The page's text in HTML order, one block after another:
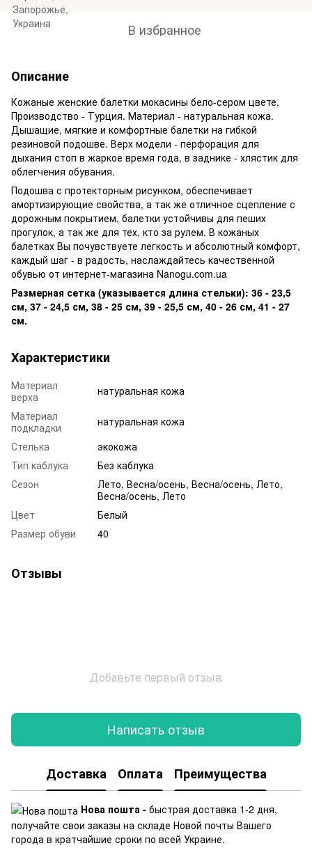
В избранное
Описание
Кожаные женские балетки мокасины бело-сером цвете.
Производство - Турция. Материал - натуральная кожа.
Дышащие, мягкие и комфортные балетки на гибкой
резиновой подошве. Верх модели - перфорация для
дыхания стоп в жаркое время года, в заднике - хлястик для
облегчения обувания.
Подошва с протекторным рисунком, обеспечивает
амортизирующие свойства, а так же отличное сцепление с
дорожным покрытием, балетки устойчивы для пеших
прогулок, а так же для тех, кто за рулем. В кожаных
балетках Вы почувствуете легкость и абсолютный комфорт,
каждый шаг - в радость, наслаждайтесь качественной
обувью от интернет-магазина Nanogu.com.ua
Размерная сетка (указывается длина стельки): 36 - 23,5
см, 37 - 24,5 см, 38 - 25 см, 39 - 25,5 см, 40 - 26 см, 41 - 27
см.
Характеристики
Материал
верха
натуральная кожа
Материал
подкладки
натуральная кожа
Стелька
экокожа
Тип каблука
Без каблука
Сезон
Лето, Весна/осень, Весна/осень, Лето,
Весна/осень, Лето
Цвет
Белый
Размер обуви
40
Отзывы
Добавьте первый отзыв
Написать отзыв
Доставка Оплата Преимущества
Нова пошта - быстрая доставка 1-2 дня,
получайте свои заказы на складе Новой почты Вашего
города в кратчайшие сроки по всей Украине.